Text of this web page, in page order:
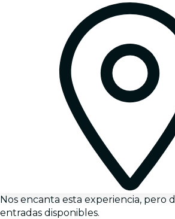
Nos encanta esta experiencia, pero
entradas disponibles.